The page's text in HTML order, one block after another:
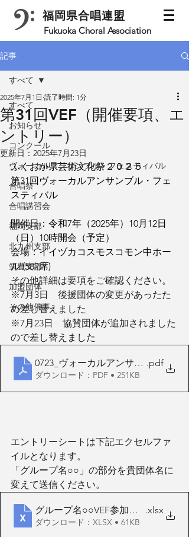
福岡県合唱連盟
Fukuoka Choral Association
記事
すべて
お知らせ
コンクール
ヴォーカルアンサンブル・フェスティバル
合唱祭
合唱講習会
福岡支部
北九州支部
筑豊支部
加盟団体
その他催事
すべて
第31回VEF（開催要項、エ
ントリー）
2025年7月1日 読了時間: 1分
更新日： 2025年7月23日
ふくおか県芸術文化祭２０２５
第31回ヴォーカルアンサンブル・フェ
スティバル
開催日：令和7年（2025年）10月12日
（日）10時開会（予定）
会場：イイヅカコスモスコモン中ホー
ル (582席)
その他詳細は要項をご確認ください。
※7月3日　後援団体の変更があったた
め差し替えました
※7月23日　協賛団体が追加されました
ので差し替えました
0723_ヴォーカルアンサンブル募集要
.pdf
ダウンロード：PDF • 251KB
エントリーシートは下記エクセルファ
イルとなります。
「グループ名○○」の部分を貴団体名に
変えて送信ください。
グループ名○○VEF参加申込シート
.xlsx
ダウンロード：XLSX • 61KB